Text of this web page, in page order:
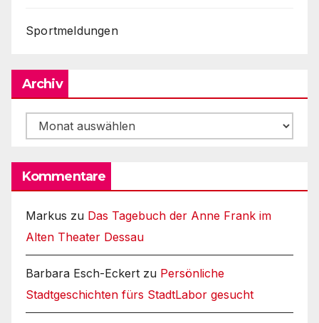
Sportmeldungen
Archiv
Archiv
Kommentare
Markus zu Das Tagebuch der Anne Frank im
Alten Theater Dessau
Barbara Esch-Eckert zu Persönliche
Stadtgeschichten fürs StadtLabor gesucht